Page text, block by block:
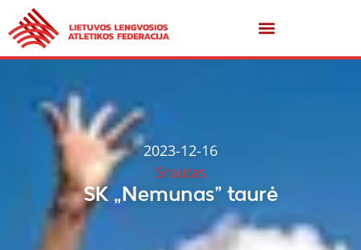
2023-12-16
Srautas
SK „Nemunas” taurė